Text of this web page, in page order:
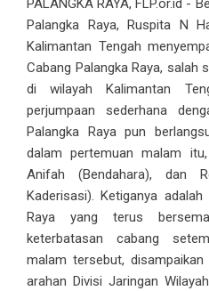
PALANGKA RAYA, FLP.or.id -
Palangka Raya, Ruspita N
Kalimantan Tengah
Cabang Palangka Raya, salah
di wilayah Kalimantan
perjumpaan sederhana
Palangka Raya pun
dalam pertemuan malam
Anifah (Bendahara), dan
Kaderisasi). Ketiganya
Raya yang terus
keterbatasan cabang
malam tersebut,
arahan Divisi Jaringan